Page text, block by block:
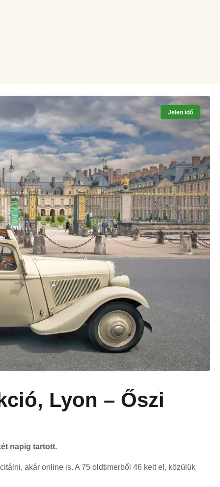
Jelen idő
Lyon – Őszi
napig tartott.
akár online is. A 75 oldtimerből 46 kelt el, közülük